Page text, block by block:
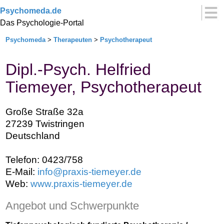
Psychomeda.de
Das Psychologie-Portal
Psychomeda>Therapeuten > Psychotherapeut
Dipl.-Psych. Helfried
Tiemeyer, Psychotherapeut
Große Straße 32a
27239 Twistringen
Deutschland
Telefon: 0423/758
E-Mail: info@praxis-tiemeyer.de
Web:www.praxis-tiemeyer.de
Angebot und Schwerpunkte